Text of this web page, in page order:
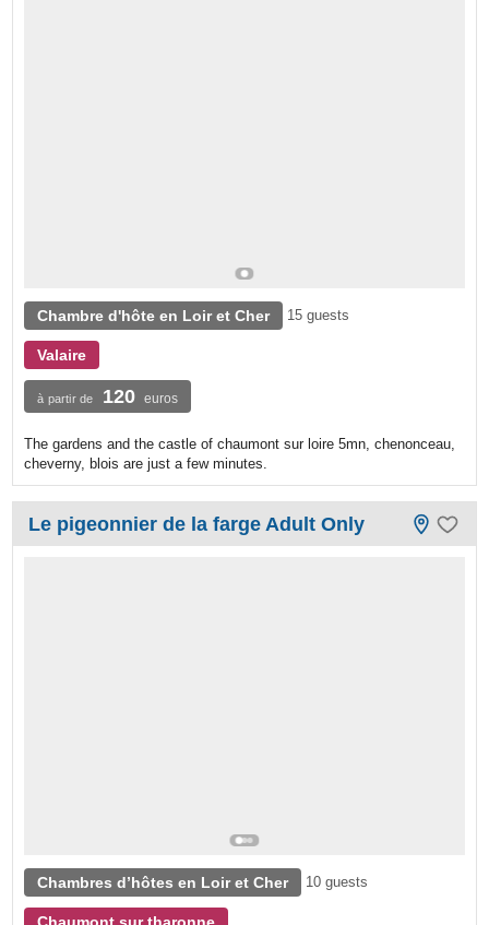
Chambre d'hôte en Loir et Cher 15 guests
Valaire
à partir de 120 euros
The gardens and the castle of chaumont sur loire 5mn, chenonceau,
cheverny, blois are just a few minutes.
Le pigeonnier de la farge Adult Only
Chambres d’hôtes en Loir et Cher 10 guests
Chaumont sur tharonne